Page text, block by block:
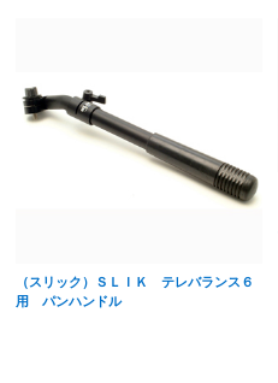
（スリック）ＳＬＩＫ テレバランス６
用 パンハンドル